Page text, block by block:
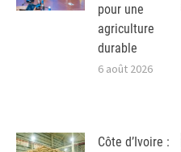
pour une
agriculture
durable
6 août 2026
Côte d’Ivoire :